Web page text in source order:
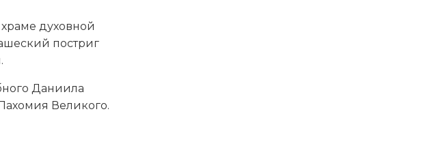
духовной
постриг
Даниила
Великого.